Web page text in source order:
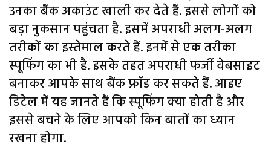
उनका बैंक अकाउंट खाली कर देते हैं. इससे लोगों को
बड़ा नुकसान पहुंचता है. इसमें अपराधी अलग-अलग
तरीकों का इस्तेमाल करते हैं. इनमें से एक तरीका
स्पूफिंग का भी है. इसके तहत अपराधी फर्जी वेबसाइट
बनाकर आपके साथ बैंक फ्रॉड कर सकते हैं. आइए
डिटेल में यह जानते हैं कि स्पूफिंग क्या होती है और
इससे बचने के लिए आपको किन बातों का ध्यान
रखना होगा.